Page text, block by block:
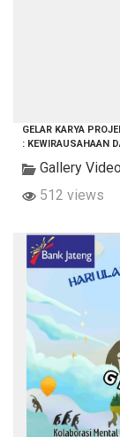
GELAR KARYA
: KEWIRAUSAHAAN
Gallery Video
512 views